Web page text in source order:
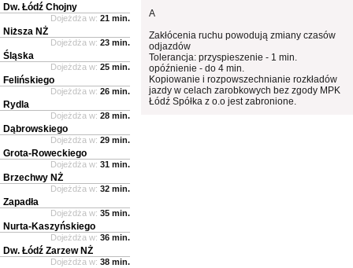
A
Zakłócenia ruchu powodują zmiany czasów
odjazdów
Tolerancja: przyspieszenie - 1 min.
opóźnienie - do 4 min.
Kopiowanie i rozpowszechnianie rozkładów
jazdy w celach zarobkowych bez zgody MPK
Łódź Spółka z o.o jest zabronione.
Dw. Łódź Chojny
Dojeżdża w: 21 min.
Niższa NŻ
Dojeżdża w: 23 min.
Śląska
Dojeżdża w: 25 min.
Felińskiego
Dojeżdża w: 26 min.
Rydla
Dojeżdża w: 28 min.
Dąbrowskiego
Dojeżdża w: 29 min.
Grota-Roweckiego
Dojeżdża w: 31 min.
Brzechwy NŻ
Dojeżdża w: 32 min.
Zapadła
Dojeżdża w: 35 min.
Nurta-Kaszyńskiego
Dojeżdża w: 36 min.
Dw. Łódź Zarzew NŻ
Dojeżdża w: 38 min.